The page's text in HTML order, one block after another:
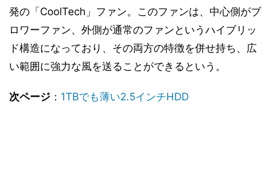
発の「CoolTech」ファン。このファンは、中心側がブ
ロワーファン、外側が通常のファンというハイブリッ
ド構造になっており、その両方の特徴を併せ持ち、広
い範囲に強力な風を送ることができるという。
次ページ ： 1TBでも薄い2.5インチHDD